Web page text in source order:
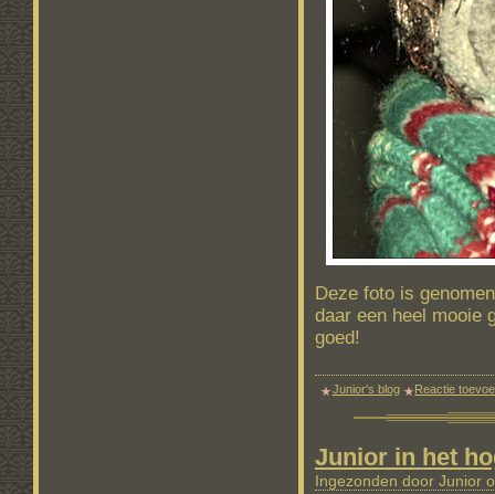
Deze foto is
daar een heel mooie
goed!
Junior's blog Reactie
Junior in het
Ingezonden door Junior